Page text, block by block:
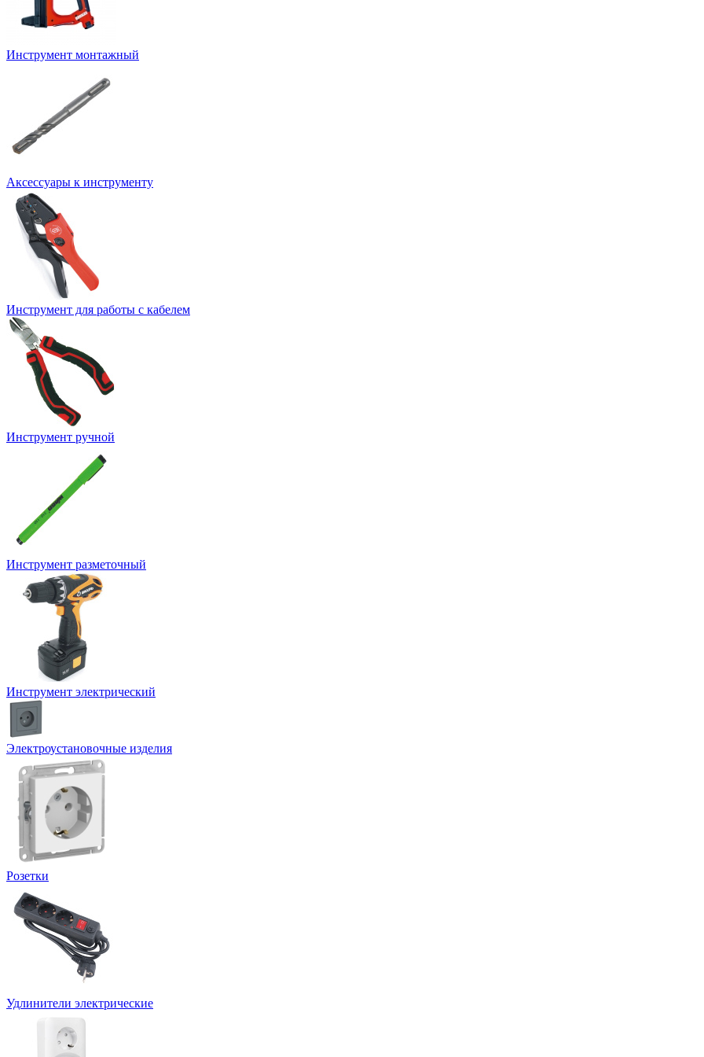
Инструмент монтажный
Аксессуары к инструменту
Инструмент для работы с кабелем
Инструмент ручной
Инструмент разметочный
Инструмент электрический
Электроустановочные изделия
Розетки
Удлинители электрические